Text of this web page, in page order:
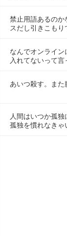
禁止用語あるの
スだし引きこもり
なんでオンライ
入れてないって言
あいつ殺す。また
人間はいつか孤独
孤独を慣れなきゃ